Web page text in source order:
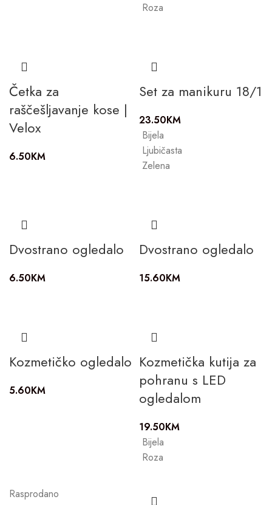
Roza
Četka za
raščešljavanje kose |
Velox
6.50KM
Set za manikuru 18/1
23.50KM
Bijela
Ljubičasta
Zelena
Dvostrano ogledalo
6.50KM
Dvostrano ogledalo
15.60KM
Kozmetičko ogledalo
5.60KM
Kozmetička kutija za
pohranu s LED
ogledalom
19.50KM
Bijela
Roza
Rasprodano